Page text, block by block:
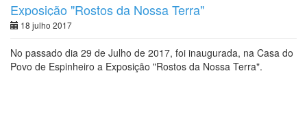
Exposição "Rostos da Nossa Terra"
18 julho 2017
No passado dia 29 de Julho de 2017, foi inaugurada, na Casa do
Povo de Espinheiro a Exposição "Rostos da Nossa Terra".